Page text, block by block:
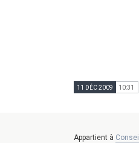
11 DÉC 2009 10:31
Appartient à